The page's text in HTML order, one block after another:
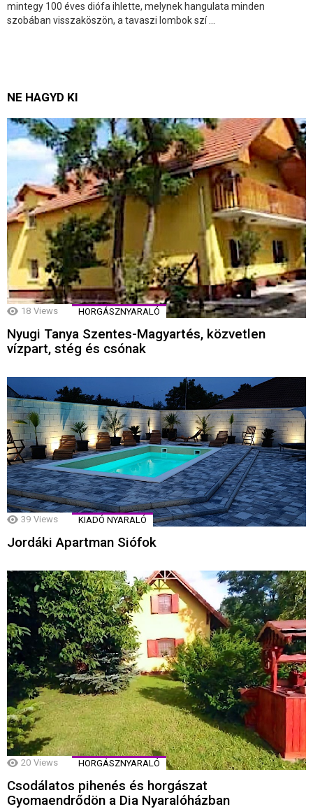
mintegy 100 éves diófa ihlette, melynek hangulata minden
szobában visszaköszön, a tavaszi lombok szí ...
NE HAGYD KI
18 Views HORGÁSZNYARALÓ
Nyugi Tanya Szentes-Magyartés, közvetlen
vízpart, stég és csónak
39 Views KIADÓ NYARALÓ
Jordáki Apartman Siófok
20 Views HORGÁSZNYARALÓ
Csodálatos pihenés és horgászat
Gyomaendrődön a Dia Nyaralóházban